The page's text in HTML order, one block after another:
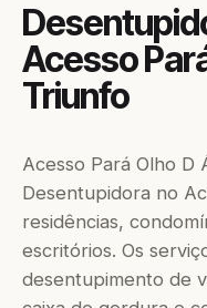
Acesso
Triunfo
Acesso Pará Olho D
Desentupidora no
residências,
escritórios. Os
desentupimento de